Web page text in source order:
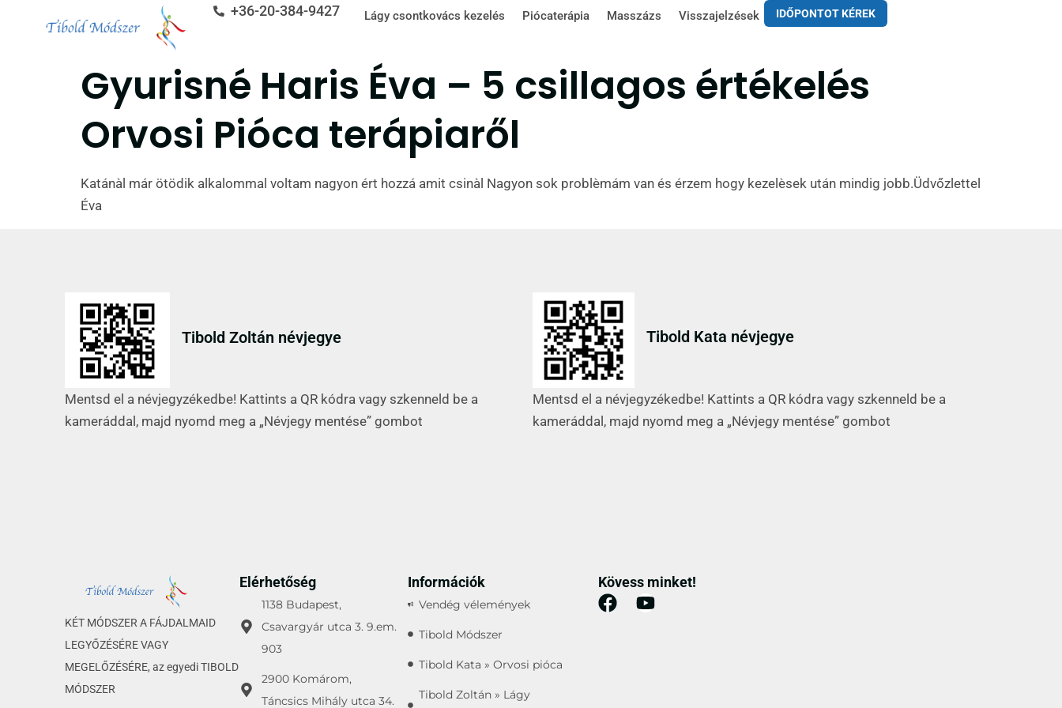
+36-20-384-9427 Lágy csontkovács kezelés Piócaterápia Masszázs Visszajelzések IDŐPONTOT KÉREK
Gyurisné Haris Éva – 5 csillagos értékelés
Orvosi Pióca terápiaről
Katánàl már ötödik alkalommal voltam nagyon ért hozzá amit csinàl Nagyon sok problèmám van és érzem hogy kezelèsek után mindig jobb.Üdvőzlettel
Éva
Tibold Zoltán névjegye
Mentsd el a névjegyzékedbe! Kattints a QR kódra vagy szkenneld be a
kameráddal, majd nyomd meg a „Névjegy mentése” gombot
Tibold Kata névjegye
Mentsd el a névjegyzékedbe! Kattints a QR kódra vagy szkenneld be a
kameráddal, majd nyomd meg a „Névjegy mentése” gombot
KÉT MÓDSZER A FÁJDALMAID
LEGYŐZÉSÉRE VAGY
MEGELŐZÉSÉRE, az egyedi TIBOLD
MÓDSZER
Elérhetőség
1138 Budapest,
Csavargyár utca 3. 9.em.
903
2900 Komárom,
Táncsics Mihály utca 34.
Információk
Vendég vélemények
Tibold Módszer
Tibold Kata » Orvosi pióca
Tibold Zoltán » Lágy
Kövess minket!